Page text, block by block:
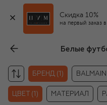
Скидка 10%
на первый заказ
БРЕНД (1) BALMAIN
ЦВЕТ (1) МАТЕРИАЛ